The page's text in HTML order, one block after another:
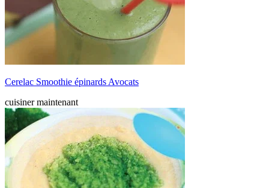
Cerelac Smoothie épinards Avocats
cuisiner maintenant